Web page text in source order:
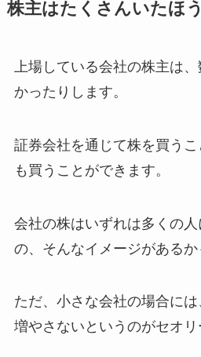
株主はたくさんいたほ
上場している会社の株主は
かったりします。
証券会社を通じて株を買う
も買うことができます。
会社の株はいずれは多くの
の、そんなイメージがあるか
ただ、小さな会社の場合に
増やさないというのがセオリ